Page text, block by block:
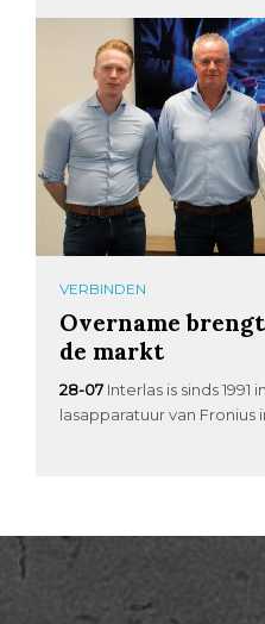
VERBINDEN
Overname
de markt
28-07 Interlas is sinds
lasapparatuur van